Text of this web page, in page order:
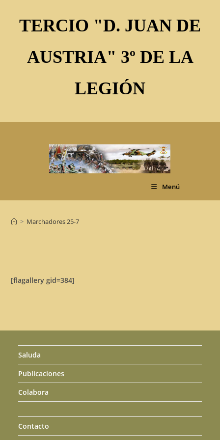
contenidoTERCIO "D. JUAN DE
AUSTRIA" 3º DE LA
LEGIÓN
Menú
> Marchadores 25-7
[flagallery gid=384]
Saluda
Publicaciones
Colabora
Contacto